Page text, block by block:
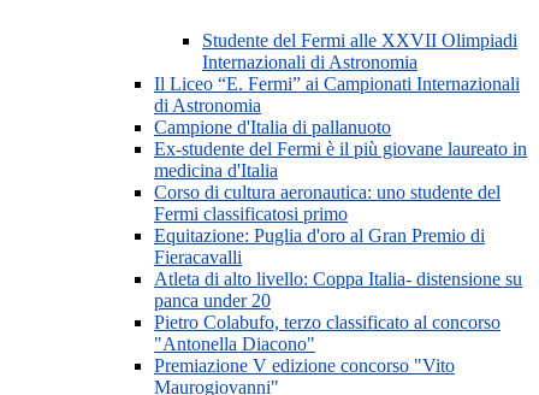
Studente del Fermi alle XXVII Olimpiadi
Internazionali di Astronomia
Il Liceo “E. Fermi” ai Campionati Internazionali
di Astronomia
Campione d'Italia di pallanuoto
Ex-studente del Fermi è il più giovane laureato in
medicina d'Italia
Corso di cultura aeronautica: uno studente del
Fermi classificatosi primo
Equitazione: Puglia d'oro al Gran Premio di
Fieracavalli
Atleta di alto livello: Coppa Italia- distensione su
panca under 20
Pietro Colabufo, terzo classificato al concorso
"Antonella Diacono"
Premiazione V edizione concorso "Vito
Maurogiovanni"